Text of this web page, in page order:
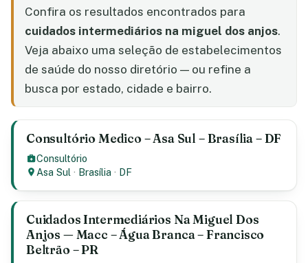
Confira os resultados encontrados para
cuidados intermediários na miguel dos anjos.
Veja abaixo uma seleção de estabelecimentos
de saúde do nosso diretório — ou refine a
busca por estado, cidade e bairro.
Consultório Medico – Asa Sul – Brasília – DF
Consultório
Asa Sul · Brasília · DF
Cuidados Intermediários Na Miguel Dos
Anjos — Macc – Água Branca – Francisco
Beltrão – PR